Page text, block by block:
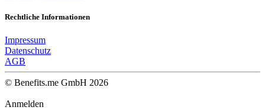
Rechtliche Informationen
Impressum
Datenschutz
AGB
© Benefits.me GmbH 2026
Anmelden